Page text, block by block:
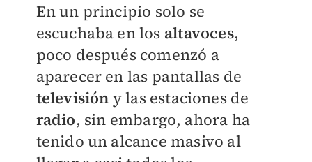
En un principio solo se
escuchaba en los altavoces,
poco después comenzó a
aparecer en las pantallas de
televisión y las estaciones de
radio, sin embargo, ahora ha
tenido un alcance masivo al